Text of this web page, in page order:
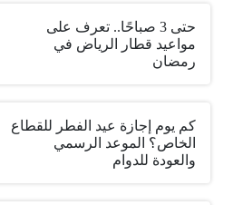
حتى 3 صباحًا.. تعرف على
مواعيد قطار الرياض في
رمضان
كم يوم إجازة عيد الفطر للقطاع
الخاص؟ الموعد الرسمي
والعودة للدوام